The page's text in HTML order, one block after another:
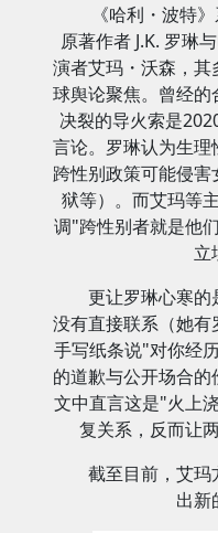
《哈利・波特
原著作者 J.K. 罗琳
演者艾玛・沃森，
球舆论聚焦。曾经
决裂的导火索是
言论。罗琳认为生
跨性别政策可能侵
狱等）。而艾玛等
调"跨性别者就是他
立
更让罗琳心寒
没有直接联系（她
手写纸条说"对你经
的道歉与公开场合
文中直言这是"火上
复关系，反而让
截至目前，艾
出新